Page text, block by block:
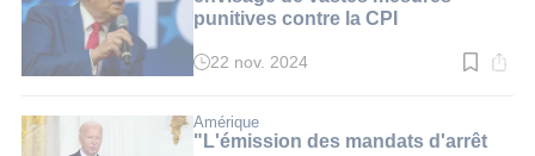
punitives contre la CPI
Temps
:
2
22 nov. 2024
Amérique
"L'émission des mandats d'arrêt